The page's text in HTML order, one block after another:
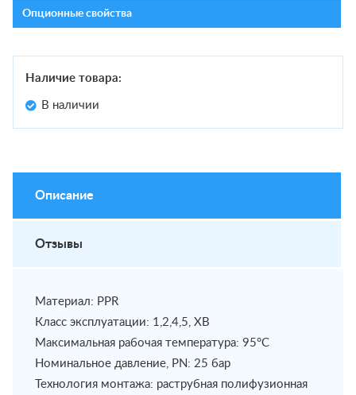
Опционные свойства
Наличие товара:
В наличии
Описание
Отзывы
Материал: PPR
Класс эксплуатации: 1,2,4,5, ХВ
Максимальная рабочая температура: 95°С
Номинальное давление, PN: 25 бар
Технология монтажа: раструбная полифузионная